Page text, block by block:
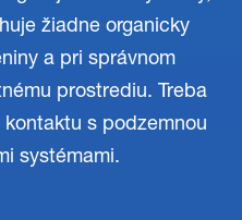
žiadne organicky
a pri správnom
prostrediu. Treba
s podzemnou
systémami.